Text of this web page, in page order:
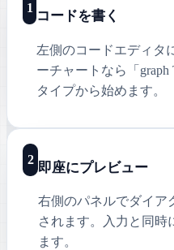
1
コードを書く
左側のコードエディタ
ーチャートなら「
タイプから始めます。
2
即座にプレビュー
右側のパネルでダイア
されます。入力と同時
ます。